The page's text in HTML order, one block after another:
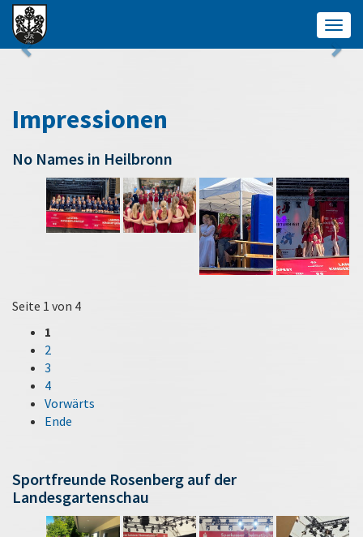
Impressionen
No Names in Heilbronn
Seite 1 von 4
1
2
3
4
Vorwärts
Ende
Sportfreunde Rosenberg auf der
Landesgartenschau